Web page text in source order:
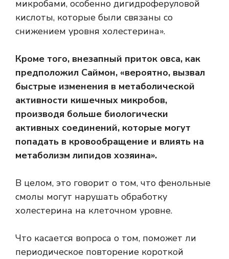
микробами, особенно дигидроферуловой
кислоты, которые были связаны со
снижением уровня холестерина».
Кроме того, внезапный приток овса, как
предположил Саймон, «вероятно, вызвал
быстрые изменения в метаболической
активности кишечных микробов,
производя больше биологически
активных соединений, которые могут
попадать в кровообращение и влиять на
метаболизм липидов хозяина».
В целом, это говорит о том, что фенольные
смолы могут нарушать обработку
холестерина на клеточном уровне.
Что касается вопроса о том, поможет ли
периодическое повторение короткой